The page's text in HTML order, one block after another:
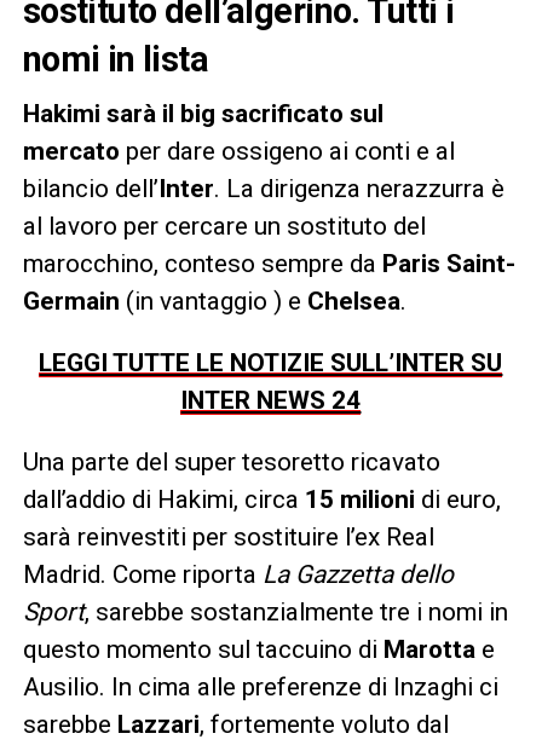
sostituto dell’algerino. Tutti i
nomi in lista
Hakimi sarà il big sacrificato sul
mercato per dare ossigeno ai conti e al
bilancio dell’Inter. La dirigenza nerazzurra è
al lavoro per cercare un sostituto del
marocchino, conteso sempre da Paris Saint-
Germain (in vantaggio ) e Chelsea.
LEGGI TUTTE LE NOTIZIE SULL’INTER SU
INTER NEWS 24
Una parte del super tesoretto ricavato
dall’addio di Hakimi, circa 15 milioni di euro,
sarà reinvestiti per sostituire l’ex Real
Madrid. Come riporta La Gazzetta dello
Sport, sarebbe sostanzialmente tre i nomi in
questo momento sul taccuino di Marotta e
Ausilio. In cima alle preferenze di Inzaghi ci
sarebbe Lazzari, fortemente voluto dal